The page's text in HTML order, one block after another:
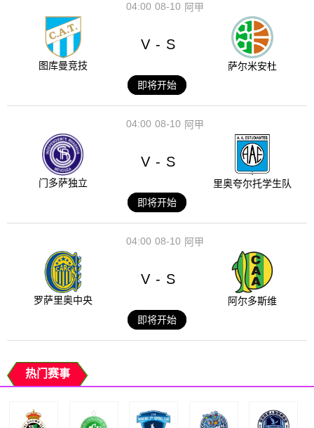
08-10
04:00 阿甲
图库曼竞技
V - S
萨尔米安杜
即将开始
08-10
04:00 阿甲
门多萨独立
V - S
里奥夸尔托学生队
即将开始
08-10
04:00 阿甲
罗萨里奥中央
V - S
阿尔多斯维
即将开始
热门赛事